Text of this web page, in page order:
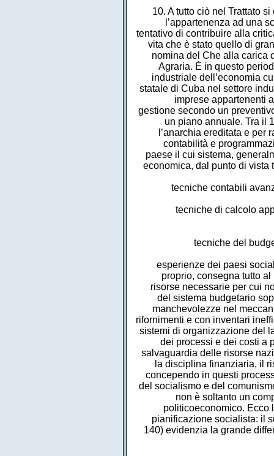
10. A tutto ciò nel Trattato
l’appartenenza ad una
tentativo di contribuire alla
vita che è stato quello di
nomina del Che alla carica
Agraria. È in questo
industriale dell’economia
statale di Cuba nel settore
imprese appartenenti
gestione secondo un
un piano annuale. Tra il
l’anarchia ereditata e
contabilità e
paese il cui sistema,
economica, dal punto di vista
tecniche contabili
tecniche di calcolo
tecniche del
esperienze dei paesi
proprio, consegna tutto
risorse necessarie per cui
del sistema budgetario
manchevolezze nel
rifornimenti e con inventari
sistemi di organizzazione del
dei processi e dei costi a
salvaguardia delle risorse
la disciplina finanziaria, il
concependo in questi
del socialismo e del
non è soltanto un
politicoeconomico. Ecco
pianificazione socialista: il
140) evidenzia la grande